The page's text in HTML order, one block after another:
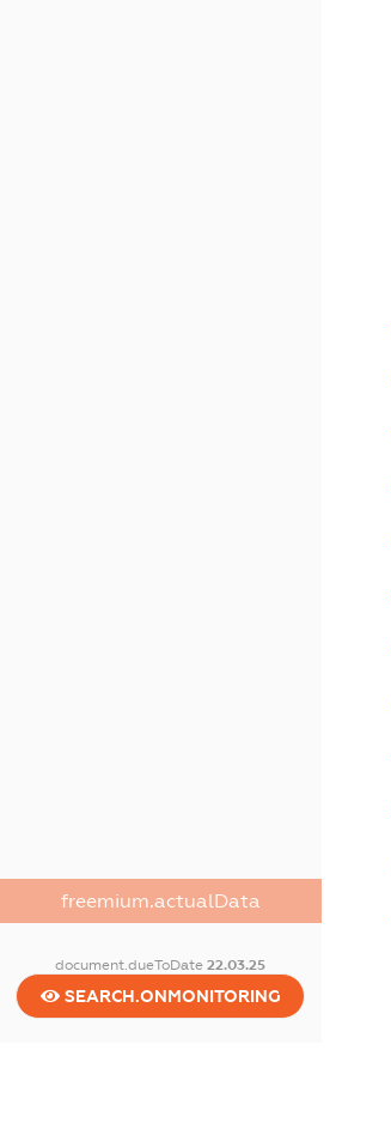
freemium.actualData
document.dueToDate22.03.25
SEARCH.ONMONITORING